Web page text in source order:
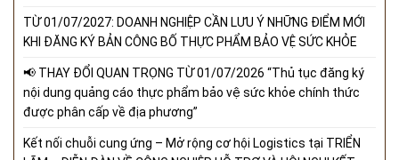
TỪ 01/07/2027: DOANH NGHIỆP CẦN LƯU Ý NHỮNG ĐIỂM MỚI
KHI ĐĂNG KÝ BẢN CÔNG BỐ THỰC PHẨM BẢO VỆ SỨC KHỎE
📢 THAY ĐỔI QUAN TRỌNG TỪ 01/07/2026 “Thủ tục đăng ký
nội dung quảng cáo thực phẩm bảo vệ sức khỏe chính thức
được phân cấp về địa phương”
Kết nối chuỗi cung ứng – Mở rộng cơ hội Logistics tại TRIỂN